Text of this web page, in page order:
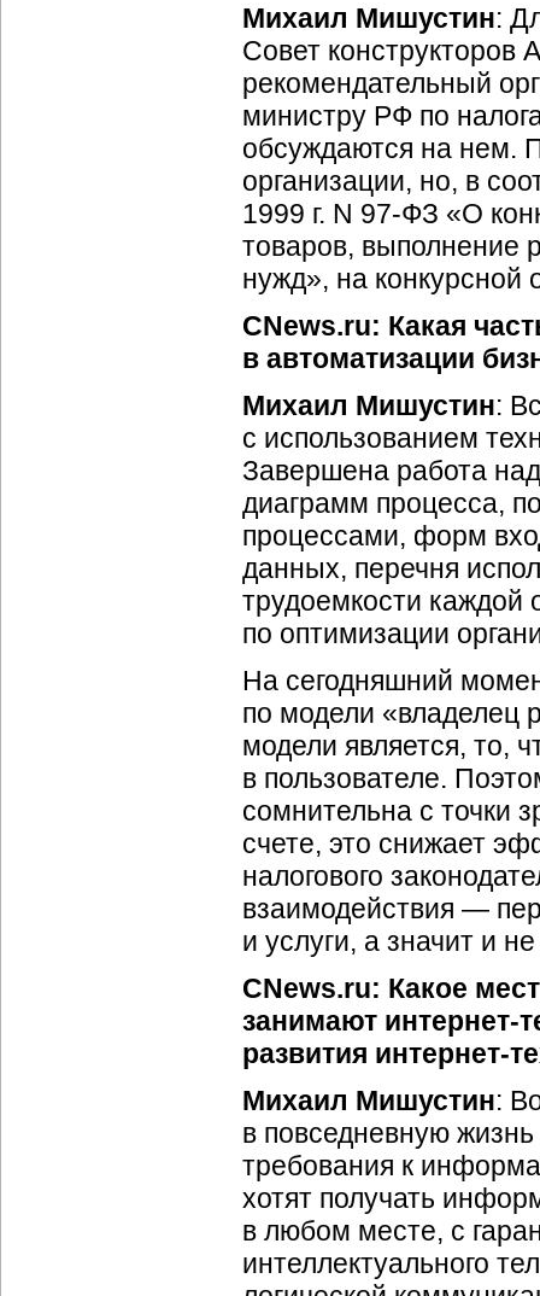
Михаил Мишустин:
Совет конструкторов
рекомендательный
министру РФ по
обсуждаются на нем.
организации, но, в
1999 г. N 97-ФЗ «О
товаров, выполнение
нужд», на конкурсной
CNews.ru: Какая
в автоматизации
Михаил Мишустин:
с использованием
Завершена работа
диаграмм процесса,
процессами, форм
данных, перечня
трудоемкости каждой
по оптимизации
На сегодняшний
по модели «владелец
модели является, то,
в пользователе.
сомнительна с точки
счете, это снижает
налогового
взаимодействия —
и услуги, а значит и
CNews.ru: Какое
занимают интернет-
развития интернет-
Михаил Мишустин:
в повседневную
требования к
хотят получать
в любом месте, с
интеллектуального